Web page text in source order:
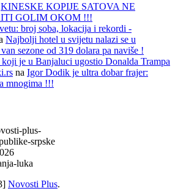
KINESKE KOPIJE SATOVA NE
GOLIM OKOM !!!
broj soba, lokacija i rekordi -
Najbolji hotel u svijetu nalazi se u
sezone od 319 dolara pa naviše !
je u Banjaluci ugostio Donalda Trampa
na Igor Dodik je ultra dobar frajer:
mnogima !!!
Novosti Plus.